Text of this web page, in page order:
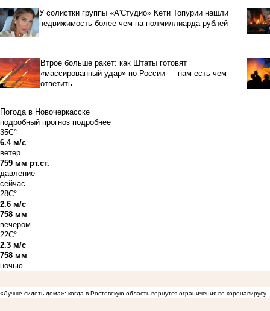
У солистки группы «А'Студио» Кети Топурии нашли
недвижимость более чем на полмиллиарда рублей
Втрое больше ракет: как Штаты готовят
«массированный удар» по России — нам есть чем
ответить
Погода в Новочеркасске
подробный прогноз подробнее
35C°
6.4 м/с
ветер
759 мм рт.ст.
давление
сейчас
28C°
2.6 м/с
758 мм
вечером
22C°
2.3 м/с
758 мм
ночью
«Лучше сидеть дома»: когда в Ростовскую область вернутся ограничения по коронавирусу